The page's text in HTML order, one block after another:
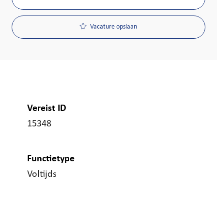
Vacature opslaan
Vereist ID
15348
Functietype
Voltijds